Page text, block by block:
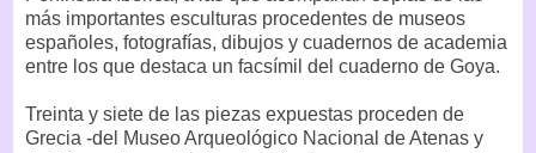
más importantes esculturas procedentes de museos
españoles, fotografías, dibujos y cuadernos de academia
entre los que destaca un facsímil del cuaderno de Goya.
Treinta y siete de las piezas expuestas proceden de
Grecia -del Museo Arqueológico Nacional de Atenas y